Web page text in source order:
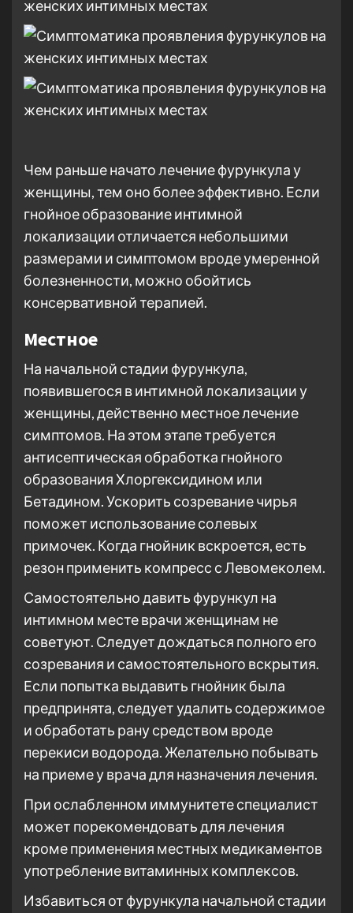
Чем раньше начато лечение фурункула у
женщины, тем оно более эффективно. Если
гнойное образование интимной
локализации отличается небольшими
размерами и симптомом вроде умеренной
болезненности, можно обойтись
консервативной терапией.
Местное
На начальной стадии фурункула,
появившегося в интимной локализации у
женщины, действенно местное лечение
симптомов. На этом этапе требуется
антисептическая обработка гнойного
образования Хлоргексидином или
Бетадином. Ускорить созревание чирья
поможет использование солевых
примочек. Когда гнойник вскроется, есть
резон применить компресс с Левомеколем.
Самостоятельно давить фурункул на
интимном месте врачи женщинам не
советуют. Следует дождаться полного его
созревания и самостоятельного вскрытия.
Если попытка выдавить гнойник была
предпринята, следует удалить содержимое
и обработать рану средством вроде
перекиси водорода. Желательно побывать
на приеме у врача для назначения лечения.
При ослабленном иммунитете специалист
может порекомендовать для лечения
кроме применения местных медикаментов
употребление витаминных комплексов.
Избавиться от фурункула начальной стадии